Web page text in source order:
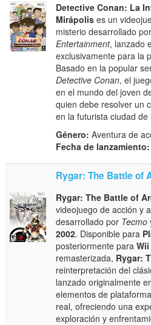
Detective Conan: La
Mirápolis es un
misterio desarrollado
Entertainment, lanzado
exclusivamente para la
Basado en la popular
Detective Conan, el
en el mundo del joven
quien debe resolver un
en la futurista ciudad de
Género: Aventura de
Fecha de lanzamiento:
Rygar: The Battle of
Rygar: The Battle of
videojuego de acción y
desarrollado por Tecmo
2002. Disponible para
posteriormente paraWii
remasterizada, Rygar:
reinterpretación del
lanzado originalmente
elementos de
real, ofreciendo una
exploración y